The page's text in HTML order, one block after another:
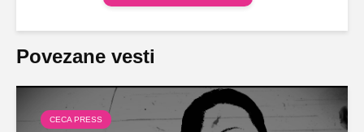
Povezane vesti
CECA PRESS